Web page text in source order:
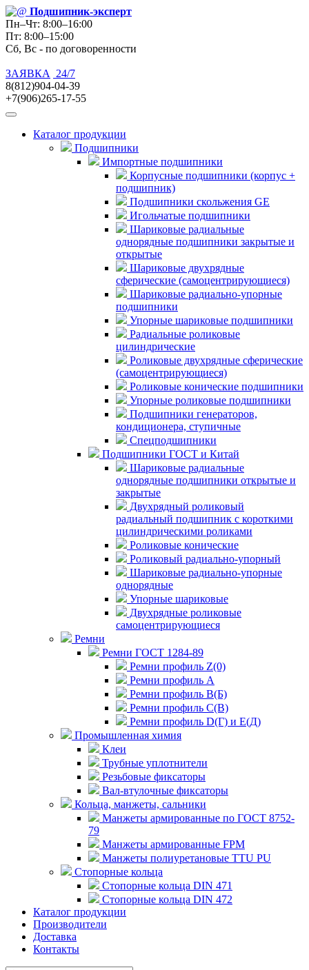
Подшипник-эксперт
Пн–Чт: 8:00–16:00
Пт: 8:00–15:00
Сб, Вс - по договоренности
ЗАЯВКА
24/7
8(812)904-04-39
+7(906)265-17-55
Каталог продукции
Подшипники
Импортные подшипники
Корпусные подшипники (корпус +
подшипник)
Подшипники скольжения GE
Игольчатые подшипники
Шариковые радиальные
однорядные подшипники закрытые и
открытые
Шариковые двухрядные
сферические (самоцентрирующиеся)
Шариковые радиально-упорные
подшипники
Упорные шариковые подшипники
Радиальные роликовые
цилиндрические
Роликовые двухрядные сферические
(самоцентрирующиеся)
Роликовые конические подшипники
Упорные роликовые подшипники
Подшипники генераторов,
кондиционера, ступичные
Спецподшипники
Подшипники ГОСТ и Китай
Шариковые радиальные
однорядные подшипники открытые и
закрытые
Двухрядный роликовый
радиальный подшипник с короткими
цилиндрическими роликами
Роликовые конические
Роликовый радиально-упорный
Шариковые радиально-упорные
однорядные
Упорные шариковые
Двухрядные роликовые
самоцентрирующиеся
Ремни
Ремни ГОСТ 1284-89
Ремни профиль Z(0)
Ремни профиль А
Ремни профиль В(Б)
Ремни профиль С(В)
Ремни профиль D(Г) и E(Д)
Промышленная химия
Клеи
Трубные уплотнители
Резьбовые фиксаторы
Вал-втулочные фиксаторы
Кольца, манжеты, сальники
Манжеты армированные по ГОСТ 8752-
79
Манжеты армированные FPM
Манжеты полиуретановые TTU PU
Стопорные кольца
Стопорные кольца DIN 471
Стопорные кольца DIN 472
Каталог продукции
Производители
Доставка
Контакты